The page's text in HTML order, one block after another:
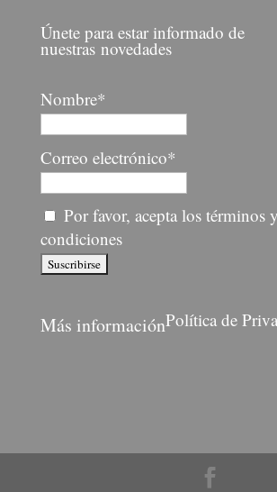
Únete para estar informado de
nuestras novedades
Nombre*
Correo electrónico*
Por favor, acepta los términos y
condiciones
Más informaciónPolítica de